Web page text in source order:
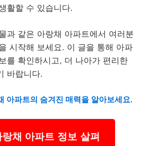
활할 수 있습니다.
과 같은 아랑채 아파트에서 여러분
시작해 보세요. 이 글을 통해 아파
를 확인하시고, 더 나아가 편리한
바랍니다.
아파트의 숨겨진 매력을 알아보세요.
채 아파트 정보 살펴